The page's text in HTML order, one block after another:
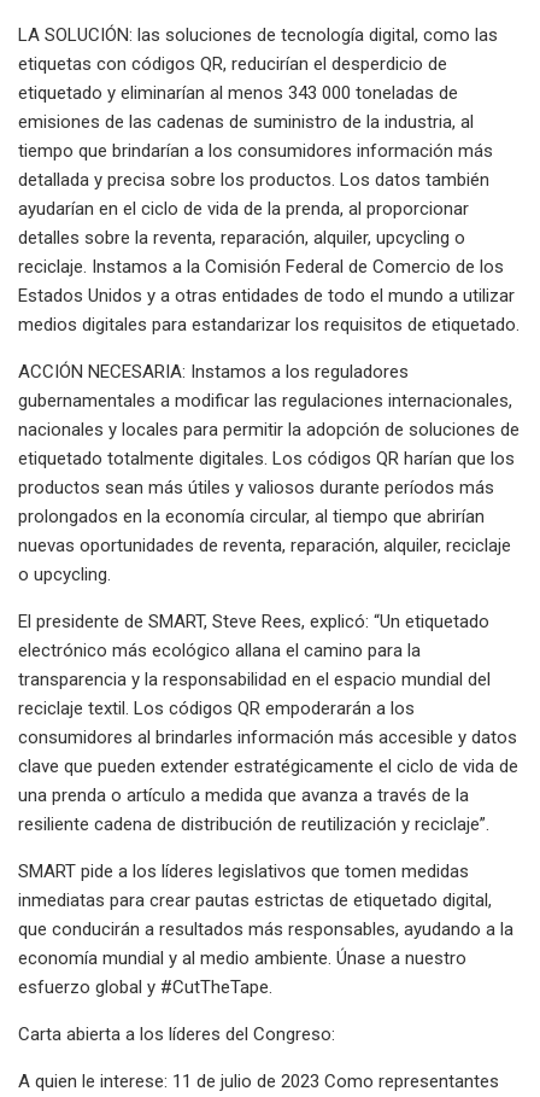
LA SOLUCIÓN: las soluciones de tecnología digital, como las
etiquetas con códigos QR, reducirían el desperdicio de
etiquetado y eliminarían al menos 343 000 toneladas de
emisiones de las cadenas de suministro de la industria, al
tiempo que brindarían a los consumidores información más
detallada y precisa sobre los productos. Los datos también
ayudarían en el ciclo de vida de la prenda, al proporcionar
detalles sobre la reventa, reparación, alquiler, upcycling o
reciclaje. Instamos a la Comisión Federal de Comercio de los
Estados Unidos y a otras entidades de todo el mundo a utilizar
medios digitales para estandarizar los requisitos de etiquetado.
ACCIÓN NECESARIA: Instamos a los reguladores
gubernamentales a modificar las regulaciones internacionales,
nacionales y locales para permitir la adopción de soluciones de
etiquetado totalmente digitales. Los códigos QR harían que los
productos sean más útiles y valiosos durante períodos más
prolongados en la economía circular, al tiempo que abrirían
nuevas oportunidades de reventa, reparación, alquiler, reciclaje
o upcycling.
El presidente de SMART, Steve Rees, explicó: “Un etiquetado
electrónico más ecológico allana el camino para la
transparencia y la responsabilidad en el espacio mundial del
reciclaje textil. Los códigos QR empoderarán a los
consumidores al brindarles información más accesible y datos
clave que pueden extender estratégicamente el ciclo de vida de
una prenda o artículo a medida que avanza a través de la
resiliente cadena de distribución de reutilización y reciclaje”.
SMART pide a los líderes legislativos que tomen medidas
inmediatas para crear pautas estrictas de etiquetado digital,
que conducirán a resultados más responsables, ayudando a la
economía mundial y al medio ambiente. Únase a nuestro
esfuerzo global y #CutTheTape.
Carta abierta a los líderes del Congreso:
A quien le interese: 11 de julio de 2023 Como representantes